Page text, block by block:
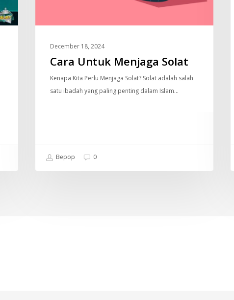
December 18, 2024
Cara Untuk Menjaga Solat
Kenapa Kita Perlu Menjaga Solat? Solat adalah salah
satu ibadah yang paling penting dalam Islam…
Bepop 0